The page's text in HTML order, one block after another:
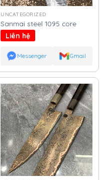
UNCATEGORIZED
Sanmai steel 1095 core
Liên hệ
Messenger Gmail